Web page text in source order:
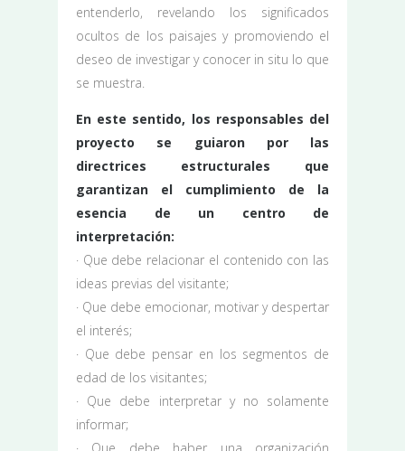
entenderlo, revelando los significados
ocultos de los paisajes y promoviendo el
deseo de investigar y conocer in situ lo que
se muestra.
En este sentido, los responsables del
proyecto se guiaron por las
directrices estructurales que
garantizan el cumplimiento de la
esencia de un centro de
interpretación:
· Que debe relacionar el contenido con las
ideas previas del visitante;
· Que debe emocionar, motivar y despertar
el interés;
· Que debe pensar en los segmentos de
edad de los visitantes;
· Que debe interpretar y no solamente
informar;